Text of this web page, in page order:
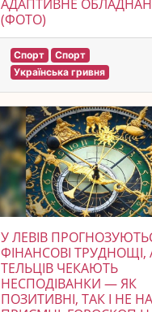
АДАПТИВНЕ
(ФОТО)
Спорт
Спорт
Українська гривня
У ЛЕВІВ
ФІНАНСОВІ ТРУДНОЩІ,
ТЕЛЬЦІВ ЧЕКАЮТЬ
НЕСПОДІВАНКИ — ЯК
ПОЗИТИВНІ, ТАК І НЕ